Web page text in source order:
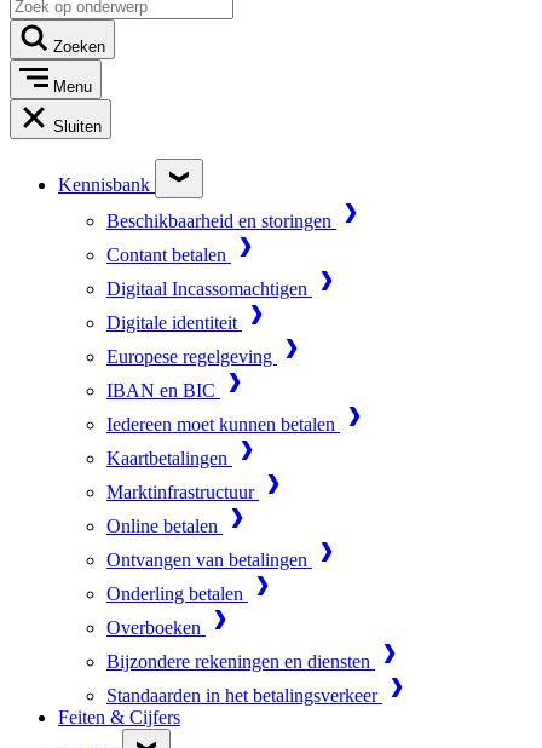
Zoeken
Menu
Sluiten
Kennisbank
Beschikbaarheid en storingen
Contant betalen
Digitaal Incassomachtigen
Digitale identiteit
Europese regelgeving
IBAN en BIC
Iedereen moet kunnen betalen
Kaartbetalingen
Marktinfrastructuur
Online betalen
Ontvangen van betalingen
Onderling betalen
Overboeken
Bijzondere rekeningen en diensten
Standaarden in het betalingsverkeer
Feiten & Cijfers